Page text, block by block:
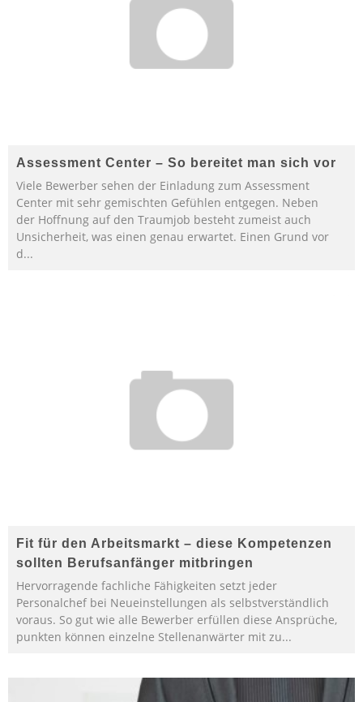
Assessment Center – So bereitet man sich vor
Viele Bewerber sehen der Einladung zum Assessment
Center mit sehr gemischten Gefühlen entgegen. Neben
der Hoffnung auf den Traumjob besteht zumeist auch
Unsicherheit, was einen genau erwartet. Einen Grund vor
d...
Fit für den Arbeitsmarkt – diese Kompetenzen
sollten Berufsanfänger mitbringen
Hervorragende fachliche Fähigkeiten setzt jeder
Personalchef bei Neueinstellungen als selbstverständlich
voraus. So gut wie alle Bewerber erfüllen diese Ansprüche,
punkten können einzelne Stellenanwärter mit zu...